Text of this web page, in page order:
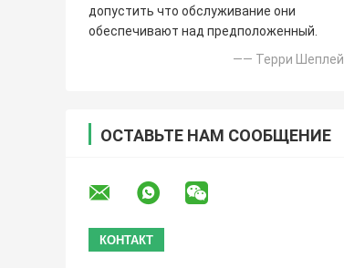
допустить что обслуживание они
обеспечивают над предположенный.
—— Терри Шеплей
ОСТАВЬТЕ НАМ СООБЩЕНИЕ